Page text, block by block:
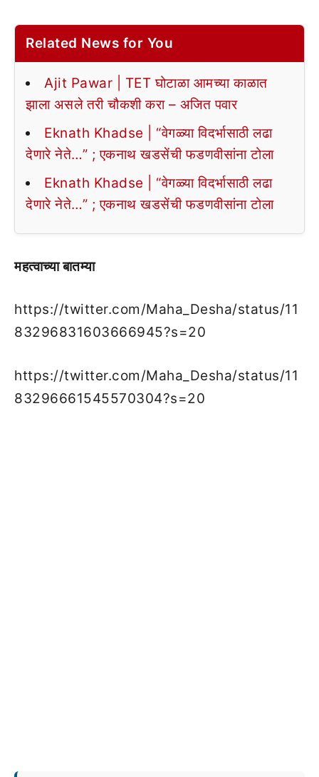
Related News for You
Ajit Pawar | TET घोटाळा आमच्या काळात
झाला असले तरी चौकशी करा – अजित पवार
Eknath Khadse | “वेगळ्या विदर्भासाठी लढा
देणारे नेते…” ; एकनाथ खडसेंची फडणवीसांना टोला
Eknath Khadse | “वेगळ्या विदर्भासाठी लढा
देणारे नेते…” ; एकनाथ खडसेंची फडणवीसांना टोला
महत्वाच्या बातम्या
https://twitter.com/Maha_Desha/status/11
83296831603666945?s=20
https://twitter.com/Maha_Desha/status/11
83296661545570304?s=20